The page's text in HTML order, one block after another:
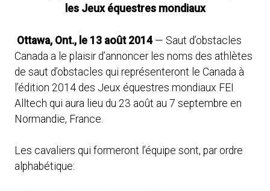
les Jeux équestres mondiaux
Ottawa, Ont., le 13 août 2014— Saut d’obstacles
Canada a le plaisir d’annoncer les noms des athlètes
de saut d’obstacles qui représenteront le Canada à
l’édition 2014 des Jeux équestres mondiaux FEI
Alltech qui aura lieu du 23 août au 7 septembre en
Normandie, France.
Les cavaliers qui formeront l’équipe sont, par ordre
alphabétique: